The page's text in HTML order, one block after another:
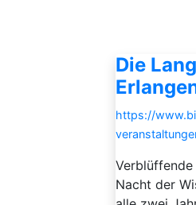
Die
https://
Nacht der